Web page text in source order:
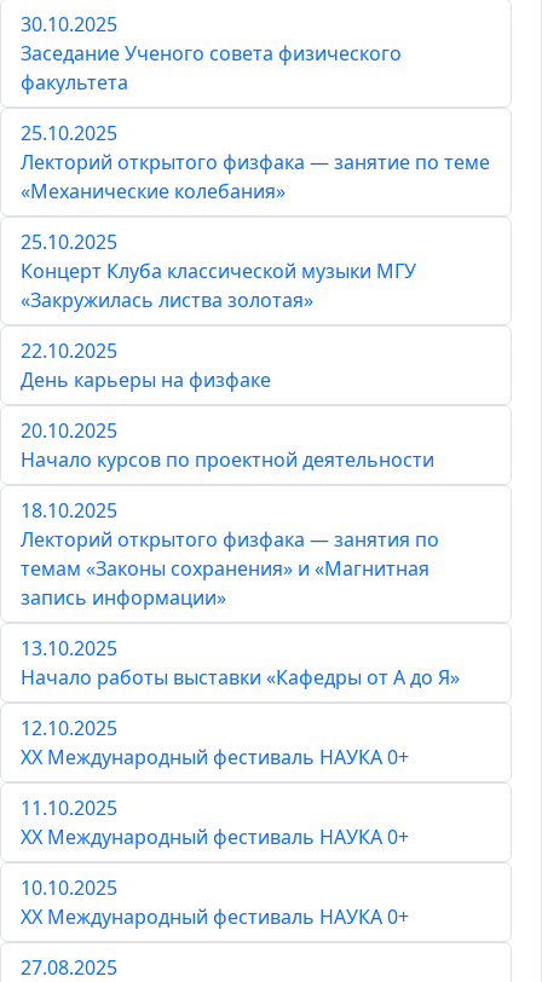
30.10.2025
Заседание Ученого совета физического
факультета
25.10.2025
Лекторий открытого физфака — занятие по теме
«Механические колебания»
25.10.2025
Концерт Клуба классической музыки МГУ
«Закружилась листва золотая»
22.10.2025
День карьеры на физфаке
20.10.2025
Начало курсов по проектной деятельности
18.10.2025
Лекторий открытого физфака — занятия по
темам «Законы сохранения» и «Магнитная
запись информации»
13.10.2025
Начало работы выставки «Кафедры от А до Я»
12.10.2025
XX Международный фестиваль НАУКА 0+
11.10.2025
XX Международный фестиваль НАУКА 0+
10.10.2025
XX Международный фестиваль НАУКА 0+
27.08.2025